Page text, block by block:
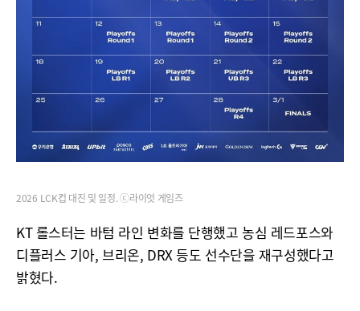
2026 LCK컵 대진 및 일정. ⓒ라이엇 게임즈
KT 롤스터는 바텀 라인 변화를 단행했고 농심 레드포스와
디플러스 기아, 브리온, DRX 등도 선수단을 재구성했다고
밝혔다.